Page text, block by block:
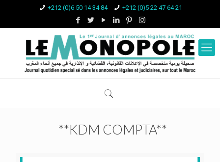
+212 (0)6 50 14 34 84 +212 (0)5 22 47 64 21
**KDM COMPTA**